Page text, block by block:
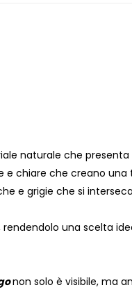
naturale che presenta
chiare che creano
e grigie che si
una scelta
non solo è visibile, ma